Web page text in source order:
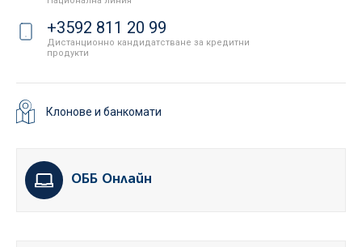
+3592 811 20 99
Дистанционно кандидатстване за кредитни
продукти
Клонове и банкомати
ОББ Онлайн